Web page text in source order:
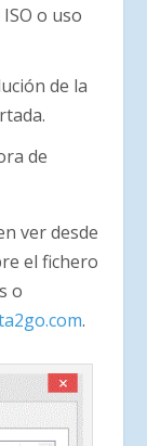
o uso
de la
de
ver desde
el fichero
o
.